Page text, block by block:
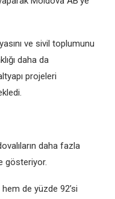
ve sivil toplumunu
daha da
projeleri
daha fazla
gösteriyor.
de yüzde 92’si